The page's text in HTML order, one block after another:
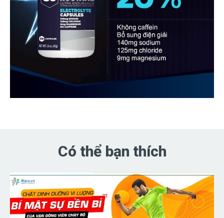
Có thể bạn thích